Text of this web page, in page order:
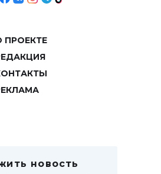
ПРОЕКТЕ
новость